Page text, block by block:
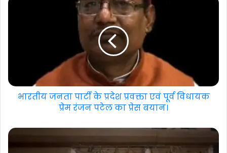
भारतीय जनता पार्टी के प्रदेश प्रवक्ता एवं पूर्व विधायक
प्रेम रंजन पटेल का प्रेस बयान।